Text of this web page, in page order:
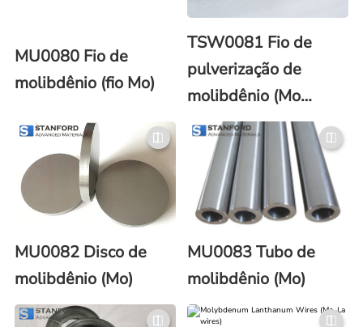
MU0080 Fio de
molibdênio (fio Mo)
TSW0081 Fio de
pulverização de
molibdênio (Mo
Spraying Wire)
MU0082 Disco de
molibdênio (Mo)
MU0083 Tubo de
molibdênio (Mo)